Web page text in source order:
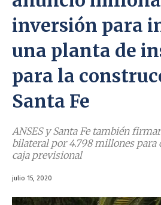
inversión para
una planta de
para la
Santa Fe
ANSES y Santa Fe también
bilateral por 4.798 millones para
caja previsional
julio 15, 2020